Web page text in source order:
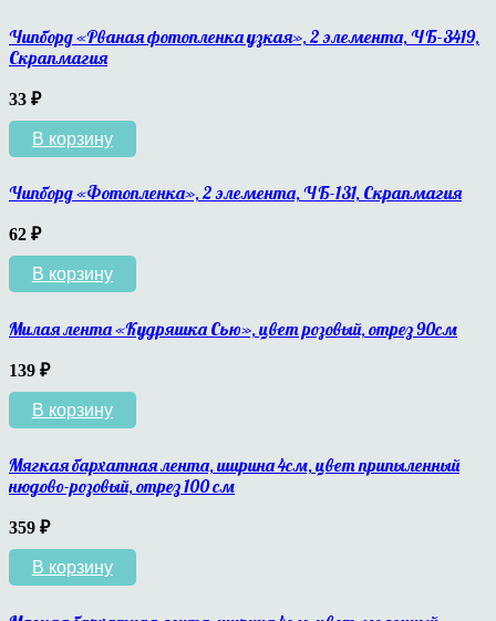
Чипборд «Рваная фотопленка узкая», 2 элемента, ЧБ-3419,
Скрапмагия
33 ₽
В корзину
Чипборд «Фотопленка», 2 элемента, ЧБ-131, Скрапмагия
62 ₽
В корзину
Милая лента «Кудряшка Сью», цвет розовый, отрез 90см
139 ₽
В корзину
Мягкая бархатная лента, ширина 4см, цвет припыленный
нюдово-розовый, отрез 100 см
359 ₽
В корзину